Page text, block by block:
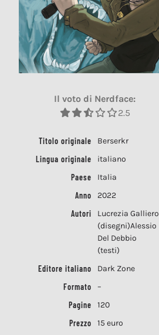
Il voto di Nerdface:
2.5
Titolo originale
Berserkr
Lingua originale
italiano
Paese
Italia
Anno
2022
Autori
Lucrezia Galliero
(disegni)Alessio
Del Debbio
(testi)
Editore italiano
Dark Zone
Formato
–
Pagine
120
Prezzo
15 euro